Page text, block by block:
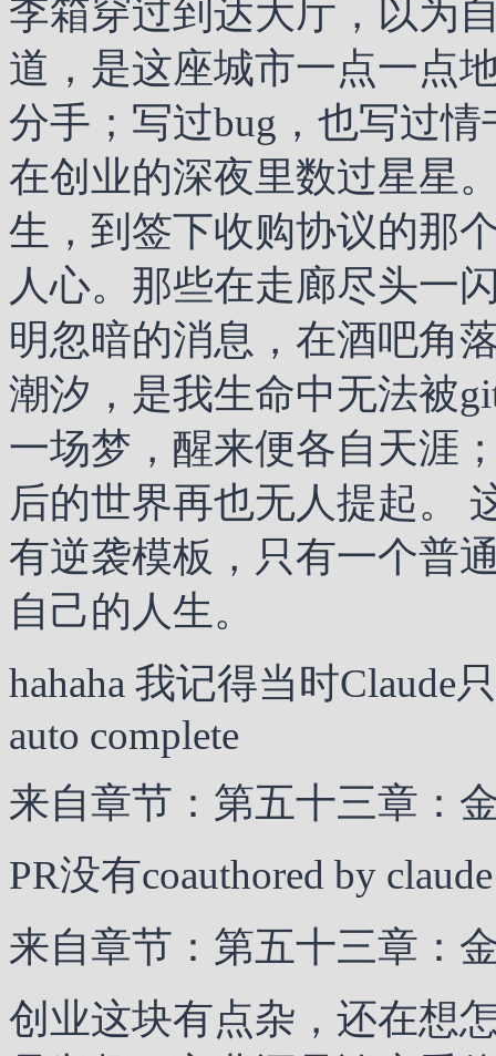
李箱穿过到达大厅，以为
道，是这座城市一点一点
分手；写过bug，也写过
在创业的深夜里数过星星
生，到签下收购协议的那
人心。那些在走廊尽头一
明忽暗的消息，在酒吧角
潮汐，是我生命中无法被
一场梦，醒来便各自天涯
后的世界再也无人提起。
有逆袭模板，只有一个普
自己的人生。